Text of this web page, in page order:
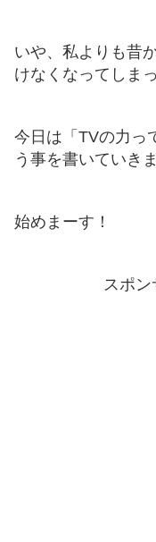
いや、私よりも昔
けなくなってしま
今日は「TVの力っ
う事を書いていきま
始めまーす！
スポン